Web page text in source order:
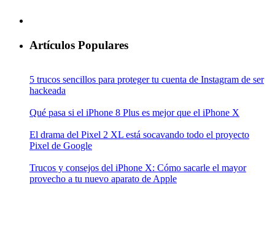
Artículos Populares
5 trucos sencillos para proteger tu cuenta de Instagram de ser
hackeada
Qué pasa si el iPhone 8 Plus es mejor que el iPhone X
El drama del Pixel 2 XL está socavando todo el proyecto
Pixel de Google
Trucos y consejos del iPhone X: Cómo sacarle el mayor
provecho a tu nuevo aparato de Apple